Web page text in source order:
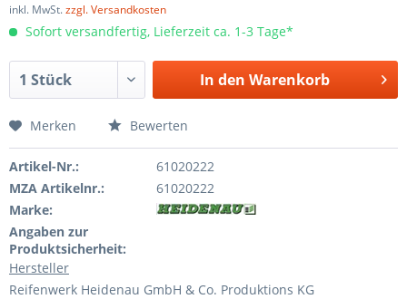
inkl. MwSt.zzgl. Versandkosten
Sofort versandfertig, Lieferzeit ca. 1-3 Tage*
In den Warenkorb
Merken Bewerten
Artikel-Nr.:
61020222
MZA Artikelnr.:
61020222
Marke:
Angaben zur
Produktsicherheit:
Hersteller
Reifenwerk Heidenau GmbH & Co. Produktions KG